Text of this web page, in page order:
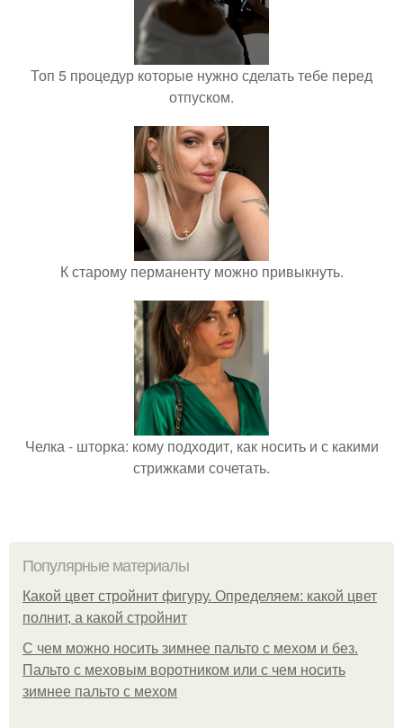
Топ 5 процедур которые нужно сделать тебе перед
отпуском.
К старому перманенту можно привыкнуть.
Челка - шторка: кому подходит, как носить и с какими
стрижками сочетать.
Популярные материалы
Какой цвет стройнит фигуру. Определяем: какой цвет
полнит, а какой стройнит
C чем можно носить зимнее пальто с мехом и без.
Пальто с меховым воротником или с чем носить
зимнее пальто с мехом